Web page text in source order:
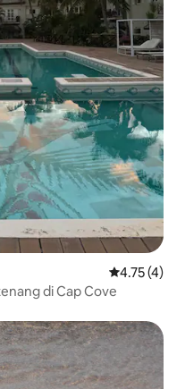
Penarafan
4.75 (4)
di Cap Cove